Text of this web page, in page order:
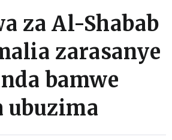
za Al-Shabab
zarasanye
bamwe
ubuzima